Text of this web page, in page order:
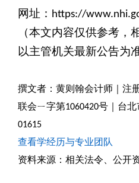
网址：https://
（本文内容仅供参考，
以主管机关最新公告为
撰文者：黄则翰会计师｜注
联会ㄧ字第1060420号｜台
01615
查看学经历与专业团队
资料来源：相关法令、公开